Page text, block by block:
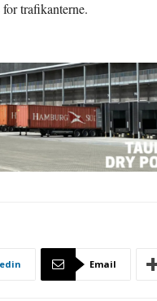
trafikanterne.
Email